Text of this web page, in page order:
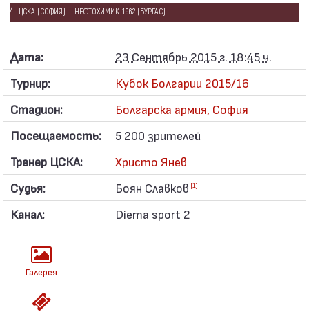
ЦСКА (СОФИЯ) — НЕФТОХИМИК 1962 (БУРГАС)
Дата:
23 Сентябрь 2015 г. 18:45 ч.
Турнир:
Кубок Болгарии 2015/16
Стадион:
Болгарска армия, София
Посещаемость:
5 200 зрителей
Тренер ЦСКА:
Христо Янев
Судья:
Боян Славков [1]
Канал: Diema sport 2
Галерея